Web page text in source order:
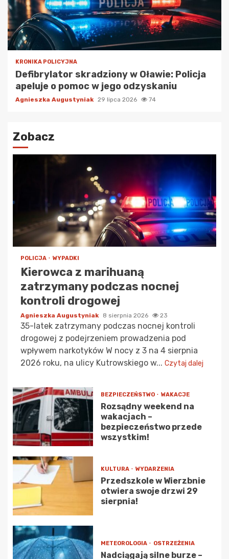
KRONIKA POLICYJNA
Defibrylator skradziony w Oławie: Policja
apeluje o pomoc w jego odzyskaniu
Agnieszka Augustyniak 29 lipca 2026 74
Zobacz
POLICJA WYPADKI
Kierowca z marihuaną
zatrzymany podczas nocnej
kontroli drogowej
Agnieszka Augustyniak 8 sierpnia 2026 23
35-latek zatrzymany podczas nocnej kontroli
drogowej z podejrzeniem prowadzenia pod
wpływem narkotyków W nocy z 3 na 4 sierpnia
2026 roku, na ulicy Kutrowskiego w... Czytaj dalej
BEZPIECZEŃSTWO WAKACJE
Rozsądny weekend na
wakacjach –
bezpieczeństwo przede
wszystkim!
KULTURA WYDARZENIA
Przedszkole w Wierzbnie
otwiera swoje drzwi 29
sierpnia!
METEOROLOGIA OSTRZEŻENIA
Nadciągają silne burze –